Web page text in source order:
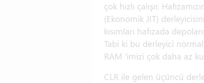
çok hızlı çalışır.
(Ekonomik JIT)
kısımları hafızada
Tabi ki bu derleyici normal
RAM 'imizi çok daha az
CLR ile gelen üçüncü